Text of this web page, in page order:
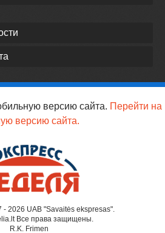
версию сайта. Перейти на
версию сайта.
2026 UAB "Savaitės ekspresas".
Все права защищены.
R.K. Frimen